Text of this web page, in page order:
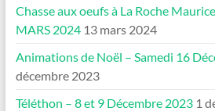
Chasse aux oeufs à La Roche
MARS 2024 13 mars 2024
Animations de Noël – Samedi 16
décembre 2023
Téléthon – 8 et 9 Décembre 2023 1